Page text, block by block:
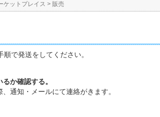
ケットプレイス > 販売
で発送をしてください。
か確認する。
通知・メールにて連絡がきます。